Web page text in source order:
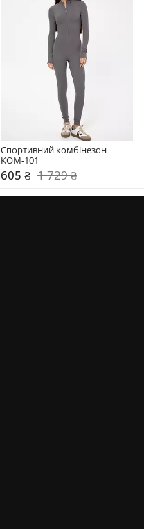
Спортивний комбінезон
KOM-101
605 ₴ 1 729 ₴